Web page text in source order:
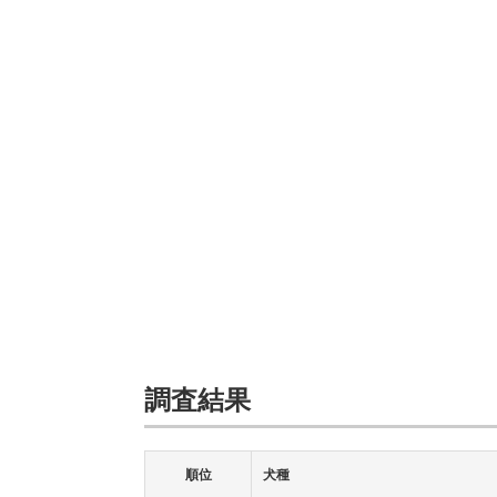
調査結果
順位 犬種